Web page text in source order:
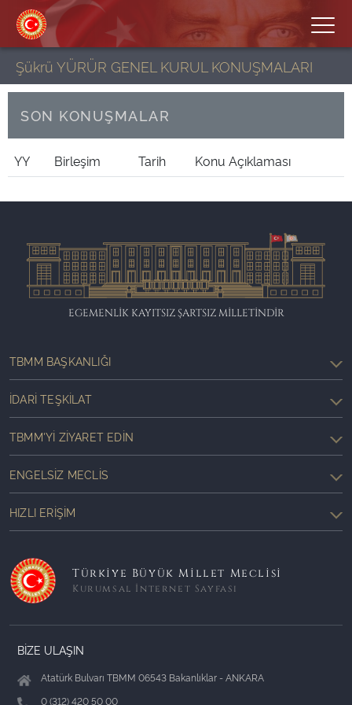
Şükrü YÜRÜR GENEL KURUL KONUŞMALARI
SON KONUŞMALAR
YY Birleşim Tarih Konu Açıklaması
EGEMENLİK KAYITSIZ ŞARTSIZ MİLLETİNDİR
TBMM BAŞKANLIĞI
İDARI TEŞKILAT
TBMM'YI ZIYARET EDIN
ENGELSIZ MECLIS
HIZLI ERIŞIM
Türkiye Büyük Millet Meclisi
Kurumsal İnternet Sayfası
BİZE ULAŞIN
Atatürk Bulvarı TBMM 06543 Bakanlıklar - ANKARA
0 (312) 420 50 00